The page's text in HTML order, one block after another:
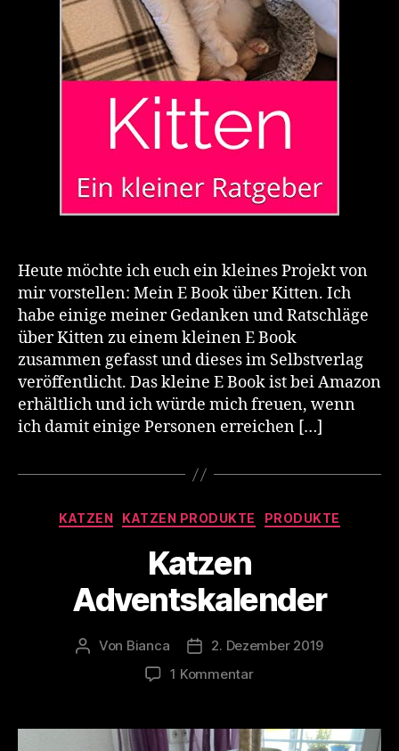
Heute möchte ich euch ein kleines Projekt von
mir vorstellen: Mein E Book über Kitten. Ich
habe einige meiner Gedanken und Ratschläge
über Kitten zu einem kleinen E Book
zusammen gefasst und dieses im Selbstverlag
veröffentlicht. Das kleine E Book ist bei Amazon
erhältlich und ich würde mich freuen, wenn
ich damit einige Personen erreichen […]
Kategorien
KATZEN KATZEN PRODUKTE PRODUKTE
Katzen
Adventskalender
Beitragsautor
Von Bianca Veröffentlichungsdatum
2. Dezember 2019
1 Kommentarzu